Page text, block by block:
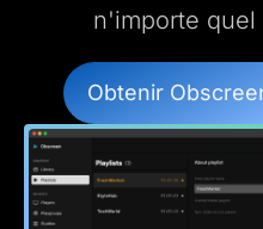
n'importe quel
Obtenir